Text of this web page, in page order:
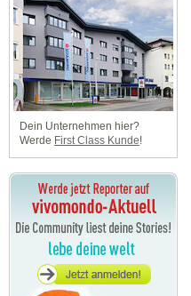
Dein Unternehmen hier?
Werde First Class Kunde!